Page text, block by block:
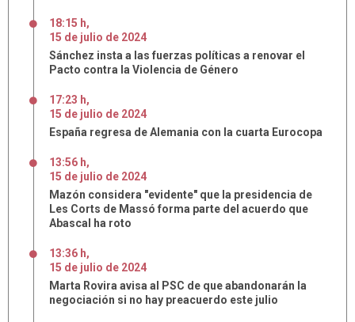
18:15 h,
15 de julio de 2024
Sánchez insta a las fuerzas políticas a renovar el
Pacto contra la Violencia de Género
17:23 h,
15 de julio de 2024
España regresa de Alemania con la cuarta Eurocopa
13:56 h,
15 de julio de 2024
Mazón considera "evidente" que la presidencia de
Les Corts de Massó forma parte del acuerdo que
Abascal ha roto
13:36 h,
15 de julio de 2024
Marta Rovira avisa al PSC de que abandonarán la
negociación si no hay preacuerdo este julio